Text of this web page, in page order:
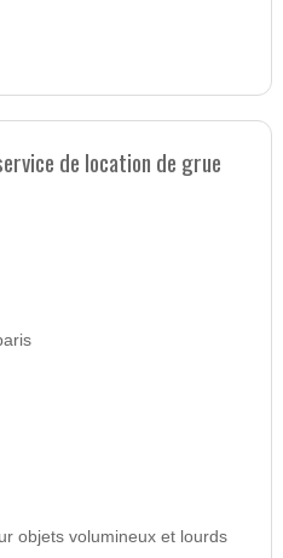
de location de grue
objets volumineux et lourds